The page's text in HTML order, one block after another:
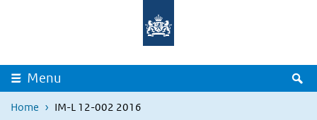
Overslaan en naar de inhoud gaan
Menu
Home IM-L 12-002 2016